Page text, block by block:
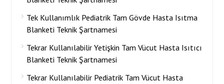
Tek Kullanımlık Pediatrik Tam Gövde Hasta Isıtma
Blanketi Teknik Şartnamesi
Tekrar Kullanılabilir Yetişkin Tam Vücut Hasta Isıtıcı
Blanketi Teknik Şartnamesi
Tekrar Kullanılabilir Pediatrik Tam Vücut Hasta